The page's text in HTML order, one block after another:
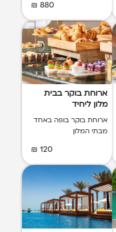
880 ₪
ארוחת בוקר בבית
מלון ליחיד
ארוחת בוקר בופה באחד
מבתי המלון
120 ₪